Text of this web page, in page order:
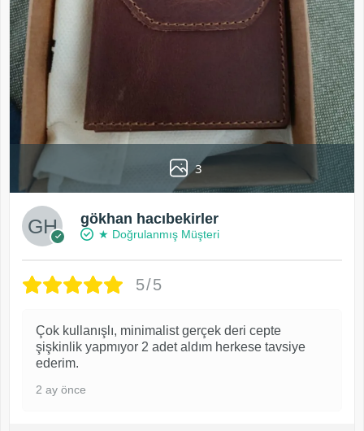
3
gökhan hacıbekirler
★ Doğrulanmış Müşteri
5/5
Çok kullanışlı, minimalist gerçek deri cepte
şişkinlik yapmıyor 2 adet aldım herkese tavsiye
ederim.
2 ay önce